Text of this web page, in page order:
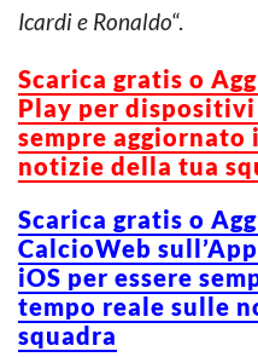
Icardi e Ronaldo“.
Scarica gratis o
Play per
sempre aggiornato
notizie della tua
Scarica gratis o
CalcioWeb
iOS per essere
tempo reale sulle
squadra